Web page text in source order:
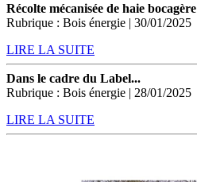
Récolte mécanisée de haie bocagère
Rubrique : Bois énergie | 30/01/2025
LIRE LA SUITE
Dans le cadre du Label...
Rubrique : Bois énergie | 28/01/2025
LIRE LA SUITE